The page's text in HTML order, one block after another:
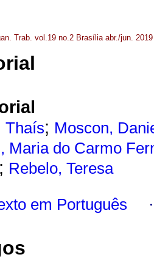
Trab. vol.19 no.2 Brasília abr./jun. 2019
Thaís; Moscon,
Maria do Carmo
Rebelo, Teresa
em Português